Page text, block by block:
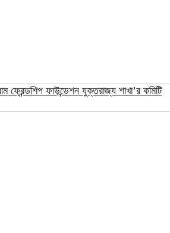
ফ্রেন্ডশিপ ফাউন্ডেশন যুক্তরাজ্য শাখা’র কমিটি